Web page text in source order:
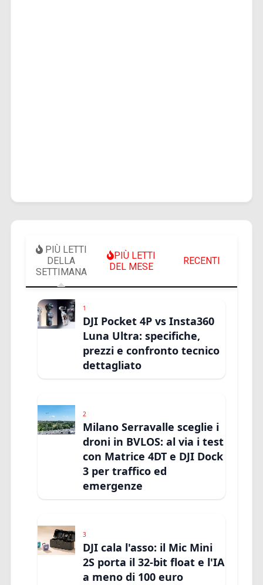
PIÙ LETTI
DELLA
SETTIMANA
PIÙ LETTI
DEL MESE
RECENTI
1
DJI Pocket 4P vs Insta360
Luna Ultra: specifiche,
prezzi e confronto tecnico
dettagliato
2
Milano Serravalle sceglie i
droni in BVLOS: al via i test
con Matrice 4DT e DJI Dock
3 per traffico ed
emergenze
3
DJI cala l'asso: il Mic Mini
2S porta il 32-bit float e l'IA
a meno di 100 euro